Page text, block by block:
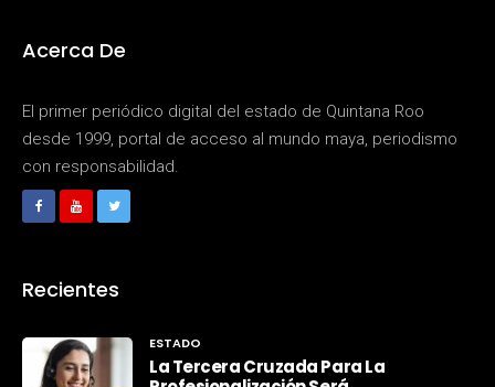
Acerca De
El primer periódico digital del estado de Quintana Roo
desde 1999, portal de acceso al mundo maya, periodismo
con responsabilidad.
Recientes
ESTADO
La Tercera Cruzada Para La